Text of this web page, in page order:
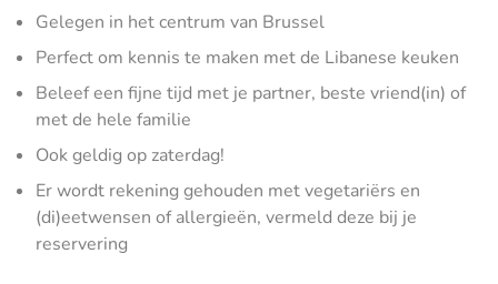
Gelegen in het centrum van Brussel
Perfect om kennis te maken met de Libanese keuken
Beleef een fijne tijd met je partner, beste vriend(in) of
met de hele familie
Ook geldig op zaterdag!
Er wordt rekening gehouden met vegetariërs en
(di)eetwensen of allergieën, vermeld deze bij je
reservering